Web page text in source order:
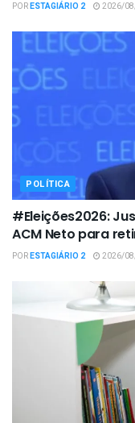
PORESTAGIÁRIO 2 2026/
POLÍTICA
#Eleições2026:
ACM Neto para
PORESTAGIÁRIO 2 2026/